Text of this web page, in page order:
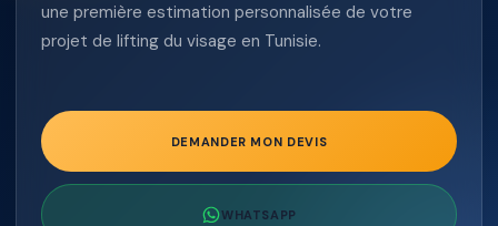
une première estimation personnalisée de votre
projet de lifting du visage en Tunisie.
DEMANDER MON DEVIS
WHATSAPP